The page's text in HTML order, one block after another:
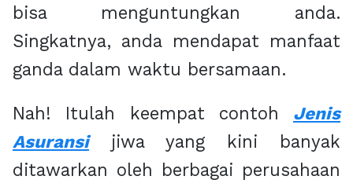
bisa menguntungkan anda.
Singkatnya, anda mendapat manfaat
ganda dalam waktu bersamaan.
Nah! Itulah keempat contoh Jenis
Asuransijiwa yang kini banyak
ditawarkan oleh berbagai perusahaan